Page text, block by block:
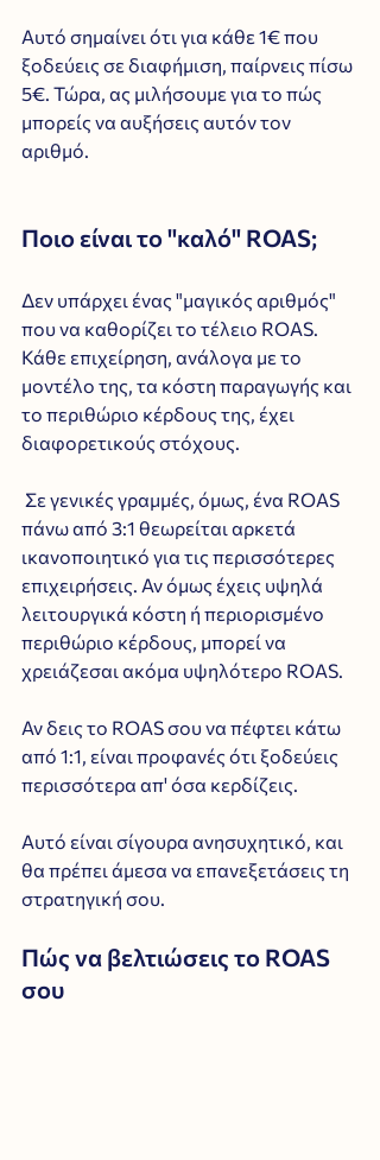
Αυτό σημαίνει ότι για κάθε 1€ που
ξοδεύεις σε διαφήμιση, παίρνεις πίσω
5€. Τώρα, ας μιλήσουμε για το πώς
μπορείς να αυξήσεις αυτόν τον
αριθμό.
Ποιο είναι το "καλό" ROAS;
Δεν υπάρχει ένας "μαγικός αριθμός"
που να καθορίζει το τέλειο ROAS.
Κάθε επιχείρηση, ανάλογα με το
μοντέλο της, τα κόστη παραγωγής και
το περιθώριο κέρδους της, έχει
διαφορετικούς στόχους.
πάνω από 3:1 θεωρείται αρκετά
ικανοποιητικό για τις περισσότερες
επιχειρήσεις. Αν όμως έχεις υψηλά
λειτουργικά κόστη ή περιορισμένο
περιθώριο κέρδους, μπορεί να
χρειάζεσαι ακόμα υψηλότερο ROAS.
Αν δεις το ROAS σου να πέφτει κάτω
από 1:1, είναι προφανές ότι ξοδεύεις
περισσότερα απ' όσα κερδίζεις.
Αυτό είναι σίγουρα ανησυχητικό, και
θα πρέπει άμεσα να επανεξετάσεις τη
στρατηγική σου.
Πώς να βελτιώσεις το ROAS
σου